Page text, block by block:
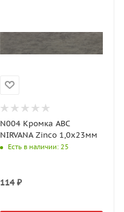
N004 Кромка АВС
NIRVANA Zinco 1,0х23мм
Есть в наличии: 25
114₽